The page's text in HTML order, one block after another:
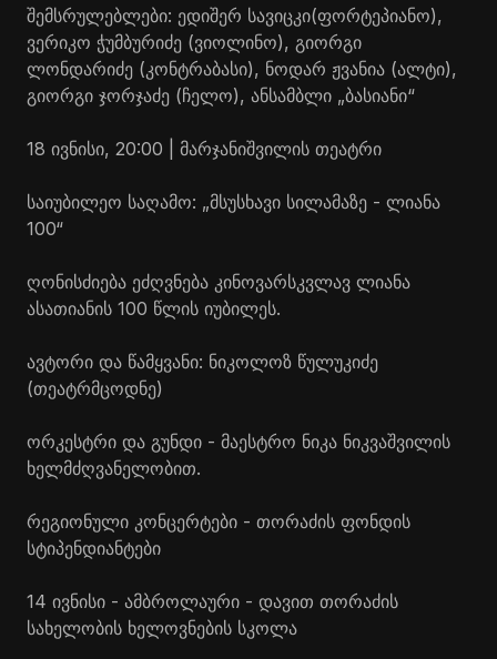
შემსრულებლები: ედიშერ სავიცკი(ფორტეპიანო),
ვერიკო ჭუმბურიძე (ვიოლინო), გიორგი
ლონდარიძე (კონტრაბასი), ნოდარ ჟვანია (ალტი),
გიორგი ჯორჯაძე (ჩელო), ანსამბლი „ბასიანი“
18 ივნისი, 20:00 | მარჯანიშვილის თეატრი
საიუბილეო საღამო: „მსუსხავი სილამაზე - ლიანა
100“
ღონისძიება ეძღვნება კინოვარსკვლავ ლიანა
ასათიანის 100 წლის იუბილეს.
ავტორი და წამყვანი: ნიკოლოზ წულუკიძე
(თეატრმცოდნე)
ორკესტრი და გუნდი - მაესტრო ნიკა ნიკვაშვილის
ხელმძღვანელობით.
რეგიონული კონცერტები - თორაძის ფონდის
სტიპენდიანტები
14 ივნისი - ამბროლაური - დავით თორაძის
სახელობის ხელოვნების სკოლა